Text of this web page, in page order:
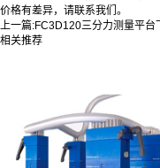
价格有差异，请联系我们。
上一篇:FC3D120三分力测量平台
相关推荐